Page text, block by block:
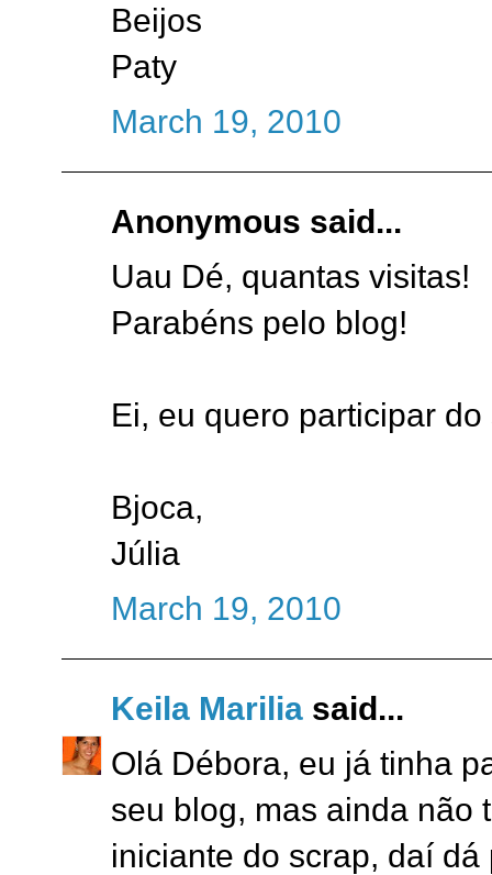
Beijos
Paty
March 19, 2010
Anonymous said...
Uau Dé, quantas visitas!
Parabéns pelo blog!
Ei, eu quero participar
Bjoca,
Júlia
March 19, 2010
Keila Marilia said...
Olá Débora, eu já tinha
seu blog, mas ainda não
iniciante do scrap, daí